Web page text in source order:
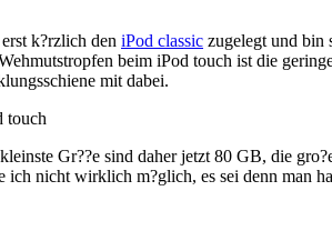
k?rzlich den iPod classic zugelegt und bin
beim iPod touch ist die
mit dabei.
Gr??e sind daher jetzt 80 GB, die
ich nicht wirklich m?glich, es sei denn man